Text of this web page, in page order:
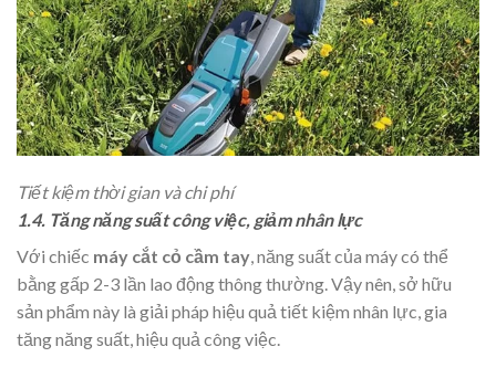
Tiết kiệm thời gian và chi phí
1.4. Tăng năng suất công việc, giảm nhân lực
Với chiếc máy cắt cỏ cầm tay, năng suất của máy có thể
bằng gấp 2-3 lần lao động thông thường. Vậy nên, sở hữu
sản phẩm này là giải pháp hiệu quả tiết kiệm nhân lực, gia
tăng năng suất, hiệu quả công việc.